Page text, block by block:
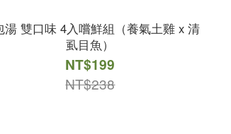
湯 雙口味 4入嚐鮮組（養氣土雞 x 清
虱目魚）
NT$199
NT$238